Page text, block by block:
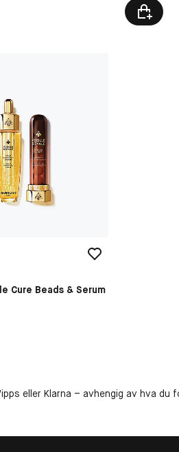
Cure Beads & Serum
eller Klarna – avhengig av hva du